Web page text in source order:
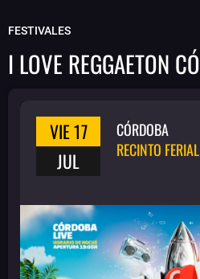
FESTIVALES
I LOVE REGGAETON
VIE 17
JUL
CÓRDOBA
RECINTO